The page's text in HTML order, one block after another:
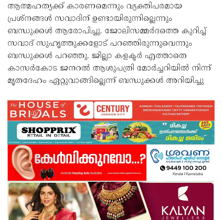
ആത്മഹത്യക്ക് കാരണമെന്നും വ്യക്തിപരമായ
പ്രശ്‌നങ്ങൾ സവാദിന് ഉണ്ടായിരുന്നില്ലെന്നും
ബന്ധുക്കൾ ആരോപിച്ചു. ജോലിസമ്മർദത്തെ കുറിച്ച്
സവാദ് സുഹൃത്തുക്കളോട് പറഞ്ഞിരുന്നുവെന്നും
ബന്ധുക്കൾ പറഞ്ഞു. ജില്ലാ കളക്ടർ എത്താതെ
കാസർകോട ജനറൽ ആശുപത്രി മോർച്ചറിയിൽ നിന്ന്
മൃതദേഹം ഏറ്റുവാങ്ങില്ലെന്ന് ബന്ധുക്കൾ അറിയിച്ചു